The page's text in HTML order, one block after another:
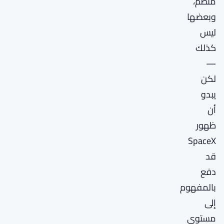
وبعضها
ليس
كذلك
—
لكن
يبدو
أن
ظهور
SpaceX
قد
دفع
بالمفهوم
إلى
مستوى